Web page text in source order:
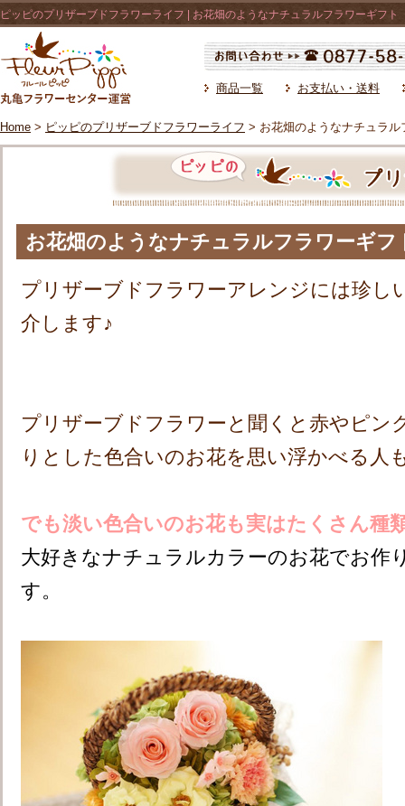
ピッピのプリザーブドフラワーライフ | お花畑のようなナチュラルフラワーギフト
商品一覧 お支払い・送料
Home > ピッピのプリザーブドフラワーライフ > お花畑のようなナチュラル
お花畑のようなナチュラルフラワーギフ
プリザーブドフラワーアレンジには珍し
介します♪
プリザーブドフラワーと聞くと赤やピン
りとした色合いのお花を思い浮かべる人
でも淡い色合いのお花も実はたくさん種
大好きなナチュラルカラーのお花でお作
す。